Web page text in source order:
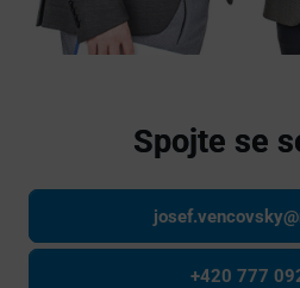
Spojte se
+420 777